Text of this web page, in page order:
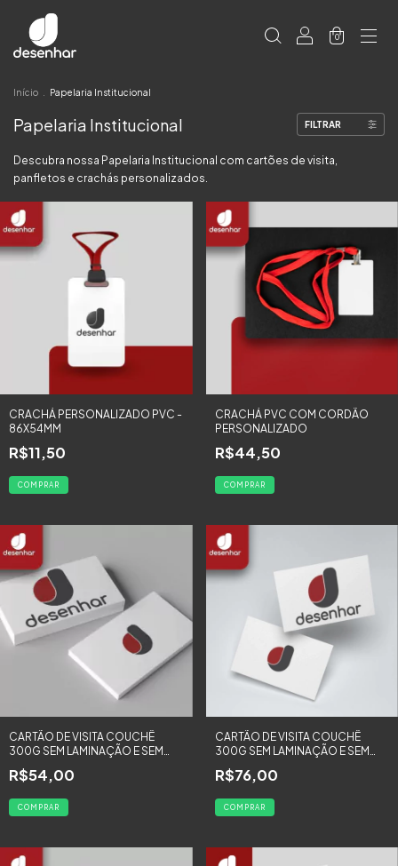
0
Início Papelaria Institucional
Papelaria Institucional FILTRAR
Descubra nossa Papelaria Institucional com cartões de visita,
panfletos e crachás personalizados.
CRACHÁ PERSONALIZADO PVC -
86X54MM
R$11,50
COMPRAR
CRACHÁ PVC COM CORDÃO
PERSONALIZADO
R$44,50
COMPRAR
CARTÃO DE VISITA COUCHÊ
300G SEM LAMINAÇÃO E SEM
VERNIZ UV - 100 UNIDADES
R$54,00
COMPRAR
CARTÃO DE VISITA COUCHÊ
300G SEM LAMINAÇÃO E SEM
VERNIZ UV - 250 UNIDADES
R$76,00
COMPRAR